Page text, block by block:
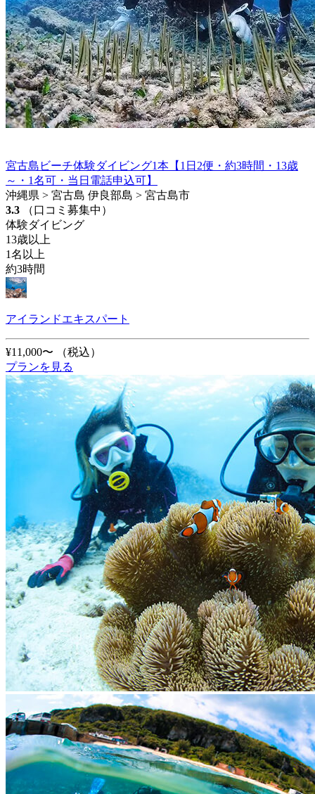
宮古島ビーチ体験ダイビング1本【1日2便・約3時間・13歳
～・1名可・当日電話申込可】
沖縄県 > 宮古島 伊良部島 > 宮古島市
3.3
（口コミ募集中）
体験ダイビング
13歳以上
1名以上
約3時間
アイランドエキスパート
¥11,000〜
（税込）
プランを見る